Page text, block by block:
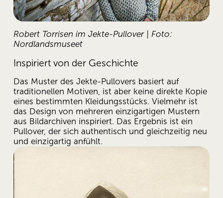
Robert Torrisen im Jekte-Pullover | Foto:
Nordlandsmuseet
Inspiriert von der Geschichte
Das Muster des Jekte-Pullovers basiert auf
traditionellen Motiven, ist aber keine direkte Kopie
eines bestimmten Kleidungsstücks. Vielmehr ist
das Design von mehreren einzigartigen Mustern
aus Bildarchiven inspiriert. Das Ergebnis ist ein
Pullover, der sich authentisch und gleichzeitig neu
und einzigartig anfühlt.